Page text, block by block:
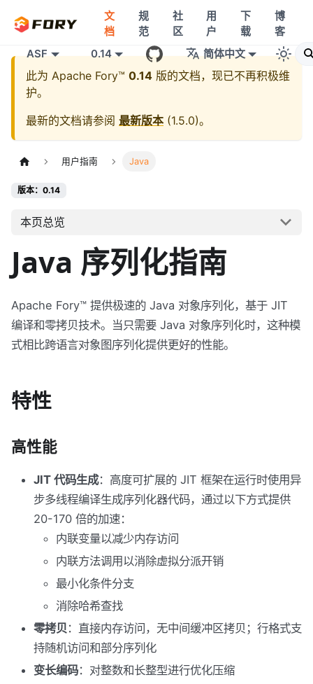
文
档
规
范
社
区
用
户
下
载
博
客
ASF
0.14 简体中文
此为 Apache Fory™ 0.14 版的文档，现已不再积极维
护。
最新的文档请参阅 最新版本(1.5.0)。
用户指南 Java
版本：0.14
本页总览
Java 序列化指南
Apache Fory™ 提供极速的 Java 对象序列化，基于 JIT
编译和零拷贝技术。当只需要 Java 对象序列化时，这种模
式相比跨语言对象图序列化提供更好的性能。
特性
高性能
JIT 代码生成：高度可扩展的 JIT 框架在运行时使用异
步多线程编译生成序列化器代码，通过以下方式提供
20-170 倍的加速：
内联变量以减少内存访问
内联方法调用以消除虚拟分派开销
最小化条件分支
消除哈希查找
零拷贝 ：直接内存访问，无中间缓冲区拷贝；行格式支
持随机访问和部分序列化
变长编码：对整数和长整型进行优化压缩